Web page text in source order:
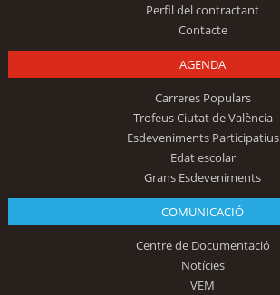
Perfil del contractant
Contacte
AGENDA
Carreres Populars
Trofeus Ciutat de València
Esdeveniments Participatius
Edat escolar
Grans Esdeveniments
COMUNICACIÓ
Centre de Documentació
Notícies
VEM